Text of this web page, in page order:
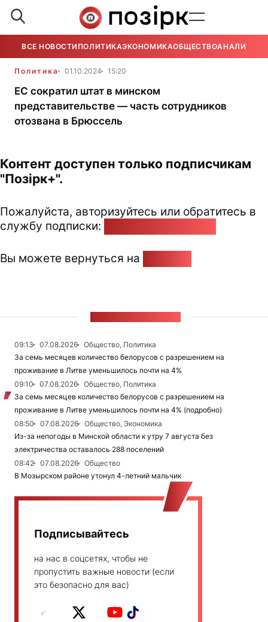
ВСЕ НОВОСТИ ПОЛИТИКАЭКОНОМИКАОБЩЕСТВОАНАЛИТИКА
Политика 01.10.2024 15:20
ЕС сократил штат в минском
представительстве — часть сотрудников
отозвана в Брюссель
Контент доступен только подписчикам
"Позірк+".
Пожалуйста, авторизуйтесь или обратитесь в
службу подписки:
Вы можете вернуться на
09:13 07.08.2026
Общество, Политика
За семь месяцев количество белорусов с разрешением на
проживание в Литве уменьшилось почти на 4%
09:10
07.08.2026
Общество, Политика
За семь месяцев количество белорусов с разрешением на
проживание в Литве уменьшилось почти на 4% (подробно)
08:50
07.08.2026
Общество, Экономика
Из-за непогоды в Минской области к утру 7 августа без
электричества оставалось 288 поселений
08:42
07.08.2026
Общество
В Мозырском районе утонул 4-летний мальчик
Подписывайтесь
на нас в соцсетях, чтобы не
пропустить важные новости (если
это безопасно для вас)